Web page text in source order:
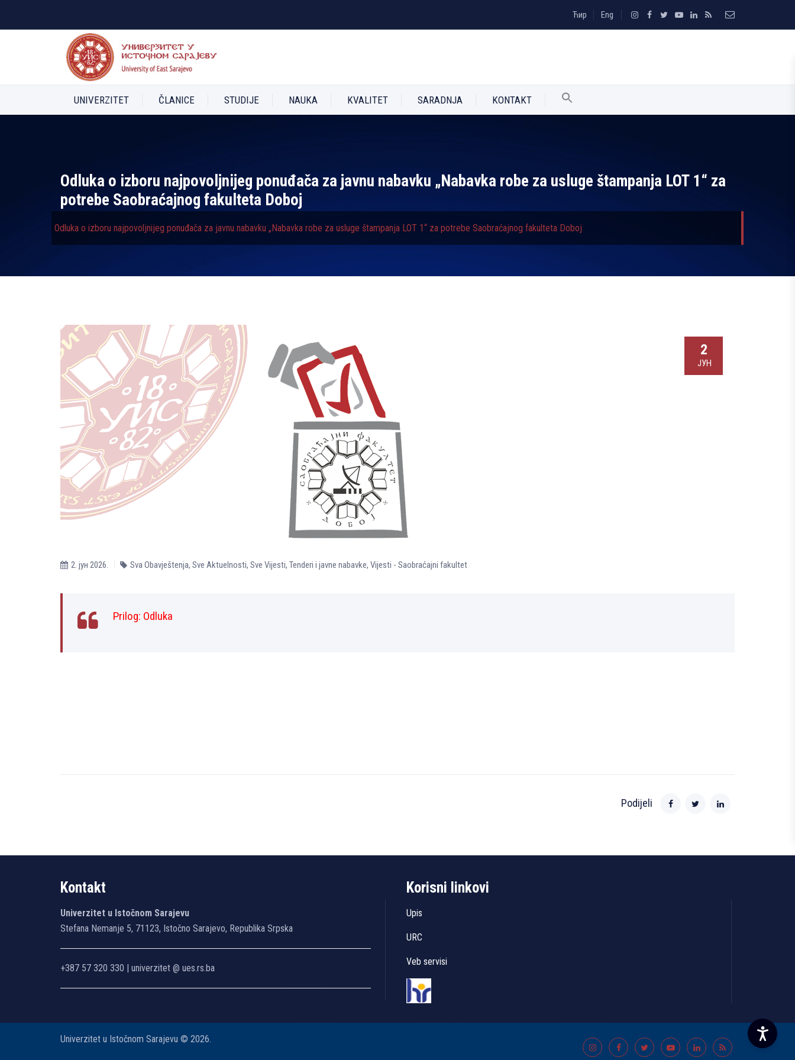
Ћир Eng
UNIVERZITET ČLANICE STUDIJE NAUKA KVALITET SARADNJA KONTAKT
Odluka o izboru najpovoljnijeg ponuđača za javnu nabavku „Nabavka robe za usluge štampanja LOT 1“ za
potrebe Saobraćajnog fakulteta Doboj
Odluka o izboru najpovoljnijeg ponuđača za javnu nabavku „Nabavka robe za usluge štampanja LOT 1“ za potrebe Saobraćajnog fakulteta Doboj
2
ЈУН
2. јун 2026. Sva Obavještenja, Sve Aktuelnosti, Sve Vijesti, Tenderi i javne nabavke, Vijesti - Saobraćajni fakultet
Prilog: Odluka
Podijeli
Kontakt
Univerzitet u Istočnom Sarajevu
Stefana Nemanje 5, 71123, Istočno Sarajevo, Republika Srpska
+387 57 320 330 | univerzitet @ ues.rs.ba
Korisni linkovi
Upis
URC
Veb servisi
Univerzitet u Istočnom Sarajevu © 2026.